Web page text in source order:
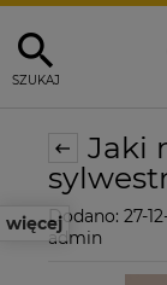
SZUKAJ
więcej
Jaki
Dodano: 27-
admin